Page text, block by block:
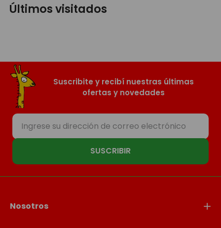
Últimos visitados
Suscribite y recibí nuestras últimas
ofertas y novedades
SUSCRIBIR
Nosotros